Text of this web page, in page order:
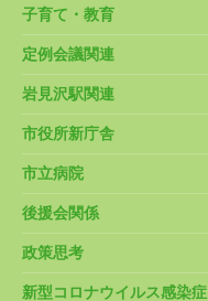
子育て・教育
定例会議関連
岩見沢駅関連
市役所新庁舎
市立病院
後援会関係
政策思考
新型コロナウイルス感染症